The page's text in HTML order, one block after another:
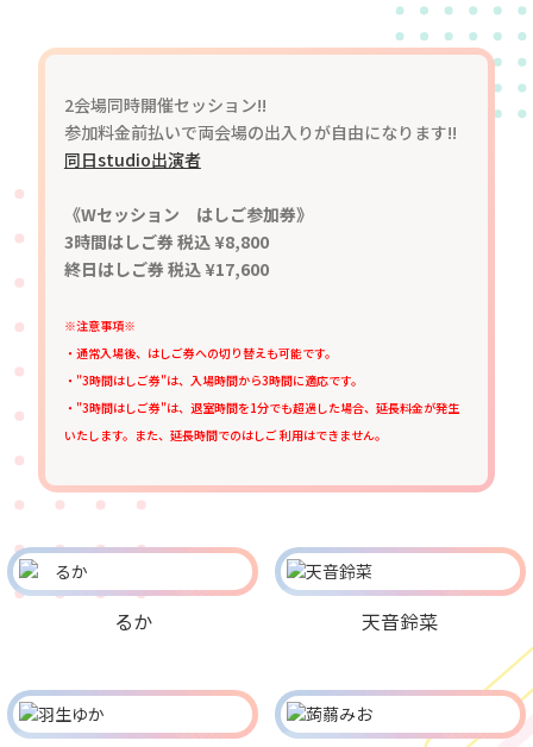
2会場同時開催セッション!!
参加料金前払いで両会場の出入りが自由になります!!
同日studio出演者
《Wセッション はしご参加券》
3時間はしご券 税込 ¥8,800
終日はしご券 税込 ¥17,600
※注意事項※
・通常入場後、はしご券への切り替えも可能です。
・"3時間はしご券"は、入場時間から3時間に適応です。
・"3時間はしご券"は、退室時間を1分でも超過した場合、延長料金が発生
いたします。また、延長時間でのはしご 利用はできません。
るか 天音鈴菜